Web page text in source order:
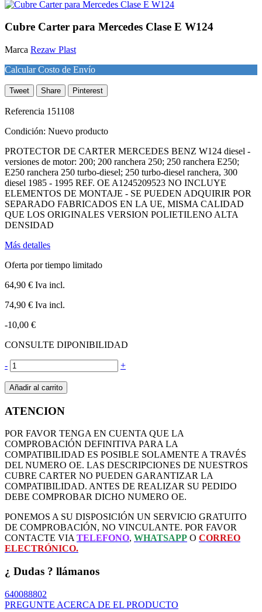
Cubre Carter para Mercedes Clase E W124
Marca Rezaw Plast
Calcular Costo de Envío
Tweet Share Pinterest
Referencia 151108
Condición: Nuevo producto
PROTECTOR DE CARTER MERCEDES BENZ W124 diesel -
versiones de motor: 200; 200 ranchera 250; 250 ranchera E250;
E250 ranchera 250 turbo-diesel; 250 turbo-diesel ranchera, 300
diesel 1985 - 1995 REF. OE A1245209523 NO INCLUYE
ELEMENTOS DE MONTAJE - SE PUEDEN ADQUIRIR POR
SEPARADO FABRICADOS EN LA UE, MISMA CALIDAD
QUE LOS ORIGINALES VERSION POLIETILENO ALTA
DENSIDAD
Más detalles
Oferta por tiempo limitado
64,90 € Iva incl.
74,90 € Iva incl.
-10,00 €
CONSULTE DIPONIBILIDAD
- +
Añadir al carrito
ATENCION
POR FAVOR TENGA EN CUENTA QUE LA
COMPROBACIÓN DEFINITIVA PARA LA
COMPATIBILIDAD ES POSIBLE SOLAMENTE A TRAVÉS
DEL NUMERO OE. LAS DESCRIPCIONES DE NUESTROS
CUBRE CARTER NO PUEDEN GARANTIZAR LA
COMPATIBILIDAD. ANTES DE REALIZAR SU PEDIDO
DEBE COMPROBAR DICHO NUMERO OE.
PONEMOS A SU DISPOSICIÓN UN SERVICIO GRATUITO
DE COMPROBACIÓN, NO VINCULANTE. POR FAVOR
CONTACTE VIATELEFONO, WHATSAPP O CORREO
ELECTRÓNICO.
¿ Dudas ? llámanos
640088802
PREGUNTE ACERCA DE EL PRODUCTO